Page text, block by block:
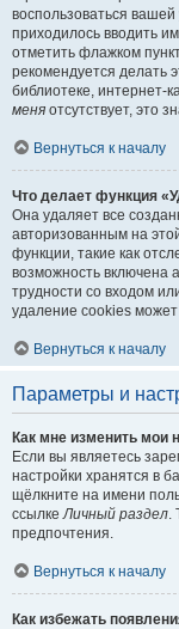
воспользоваться
приходилось вводить
отметить флажком
рекомендуется делать
библиотеке, интернет-
меня отсутствует, это
Вернуться к началу
Что делает функция
Она удаляет все
авторизованным на
функции, такие как
возможность включена
трудности со входом
удаление cookies
Вернуться к началу
Параметры и
Как мне изменить мои
Если вы являетесь
настройки хранятся в
щёлкните на имени
ссылкеЛичный раздел.
предпочтения.
Вернуться к началу
Как избежать